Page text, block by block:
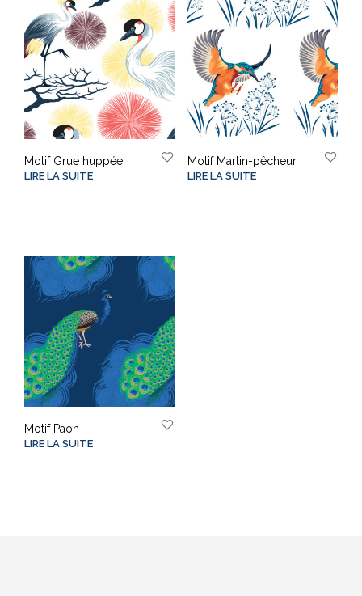
Motif Grue huppée
LIRE LA SUITE
Motif Martin-pêcheur
LIRE LA SUITE
Motif Paon
LIRE LA SUITE